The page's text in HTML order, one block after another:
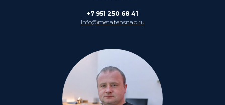
+7 951 250 68 41
info@metatehsnab.ru